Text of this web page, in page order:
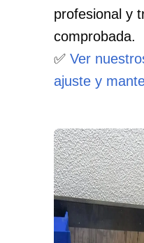
profesional y
comprobada.
✅ Ver
ajuste y